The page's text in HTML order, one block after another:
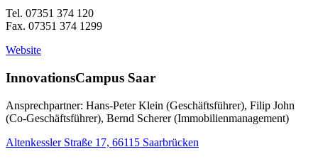
Tel. 07351 374 120
Fax. 07351 374 1299
Website
InnovationsCampus Saar
Ansprechpartner: Hans-Peter Klein (Geschäftsführer), Filip John
(Co-Geschäftsführer), Bernd Scherer (Immobilienmanagement)
Altenkessler Straße 17, 66115 Saarbrücken